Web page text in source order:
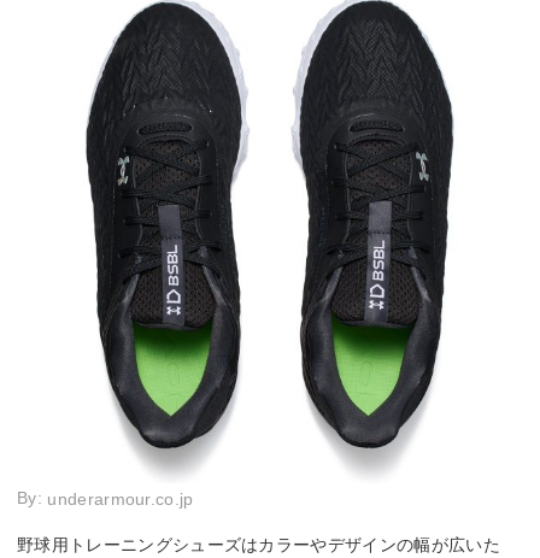
By: underarmour.co.jp
野球用トレーニングシューズはカラーやデザインの幅が広いた